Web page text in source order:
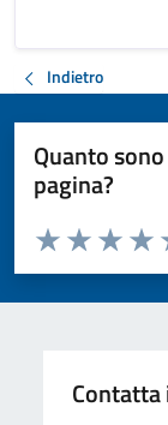
Indietro
Quanto
pagina?
Valuta da 1 a 5
Valuta
Valuta 2
Valuta 1 stelle